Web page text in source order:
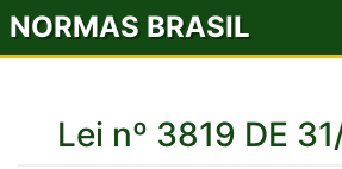
NORMAS BRASIL
Lei nº 3819 DE